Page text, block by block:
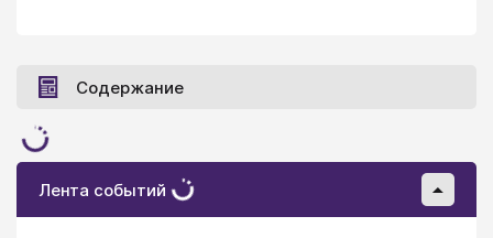
Содержание
Лента событий